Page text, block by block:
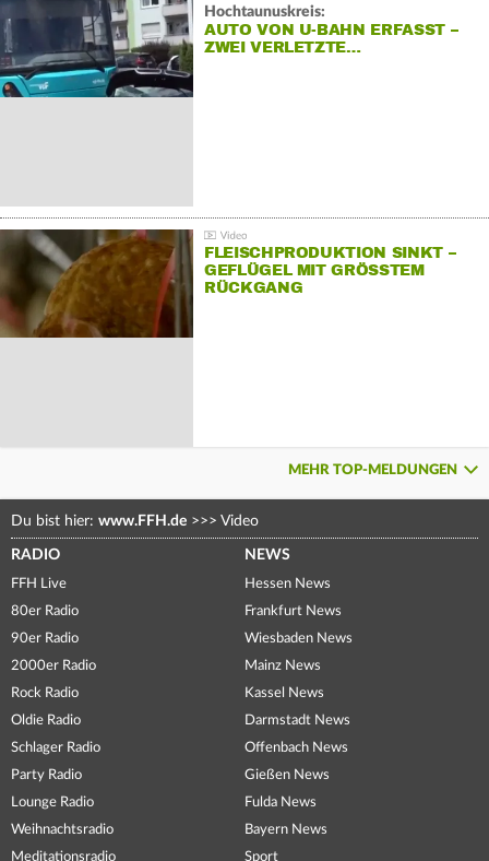
Hochtaunuskreis:
AUTO VON U-BAHN ERFASST –
ZWEI VERLETZTE…
FLEISCHPRODUKTION SINKT –
GEFLÜGEL MIT GRÖSSTEM R
ÜCKGANG
MEHR TOP-MELDUNGEN
Du bist hier: www.FFH.de >>> Video
RADIO
FFH Live
80er Radio
90er Radio
2000er Radio
Rock Radio
Oldie Radio
Schlager Radio
Party Radio
Lounge Radio
Weihnachtsradio
Meditationsradio
NEWS
Hessen News
Frankfurt News
Wiesbaden News
Mainz News
Kassel News
Darmstadt News
Offenbach News
Gießen News
Fulda News
Bayern News
Sport